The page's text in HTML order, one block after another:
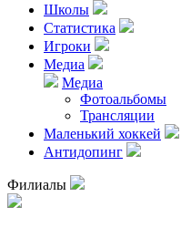
Школы
Статистика
Игроки
Медиа
Медиа
Фотоальбомы
Трансляции
Маленький хоккей
Антидопинг
Филиалы